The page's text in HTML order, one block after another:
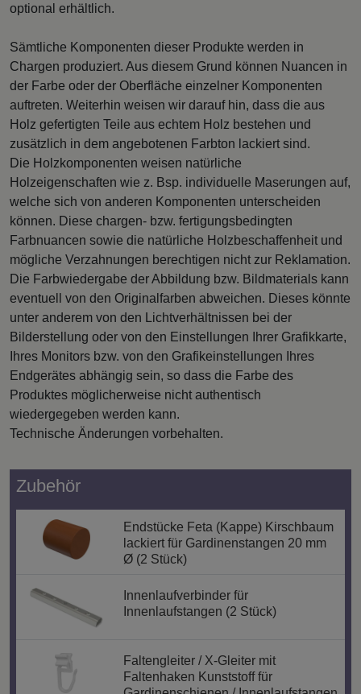
optional erhältlich.
Sämtliche Komponenten dieser Produkte werden in
Chargen produziert. Aus diesem Grund können Nuancen in
der Farbe oder der Oberfläche einzelner Komponenten
auftreten. Weiterhin weisen wir darauf hin, dass die aus
Holz gefertigten Teile aus echtem Holz bestehen und
zusätzlich in dem angebotenen Farbton lackiert sind.
Die Holzkomponenten weisen natürliche
Holzeigenschaften wie z. Bsp. individuelle Maserungen auf,
welche sich von anderen Komponenten unterscheiden
können. Diese chargen- bzw. fertigungsbedingten
Farbnuancen sowie die natürliche Holzbeschaffenheit und
mögliche Verzahnungen berechtigen nicht zur Reklamation.
Die Farbwiedergabe der Abbildung bzw. Bildmaterials kann
eventuell von den Originalfarben abweichen. Dieses könnte
unter anderem von den Lichtverhältnissen bei der
Bilderstellung oder von den Einstellungen Ihrer Grafikkarte,
Ihres Monitors bzw. von den Grafikeinstellungen Ihres
Endgerätes abhängig sein, so dass die Farbe des
Produktes möglicherweise nicht authentisch
wiedergegeben werden kann.
Technische Änderungen vorbehalten.
Zubehör
Endstücke Feta (Kappe) Kirschbaum
lackiert für Gardinenstangen 20 mm
Ø (2 Stück)
Innenlaufverbinder für
Innenlaufstangen (2 Stück)
Faltengleiter / X-Gleiter mit
Faltenhaken Kunststoff für